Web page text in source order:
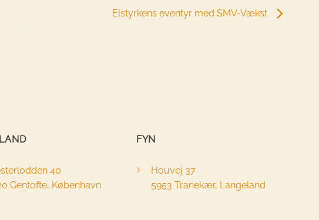
Elstyrkens eventyr med SMV-Vækst
40
Gentofte, København
FYN
Houvej 37
5953 Tranekær, Langeland